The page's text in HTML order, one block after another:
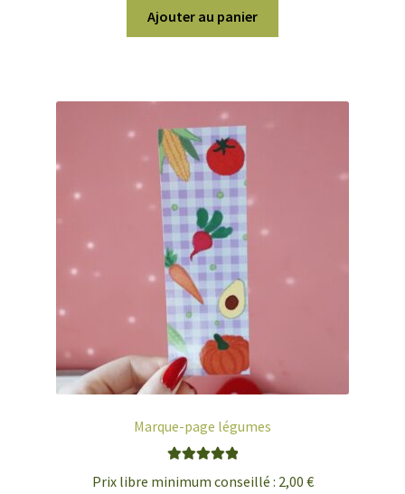
Ajouter au panier
Marque-page légumes
Prix libre minimum conseillé : 2,00 €